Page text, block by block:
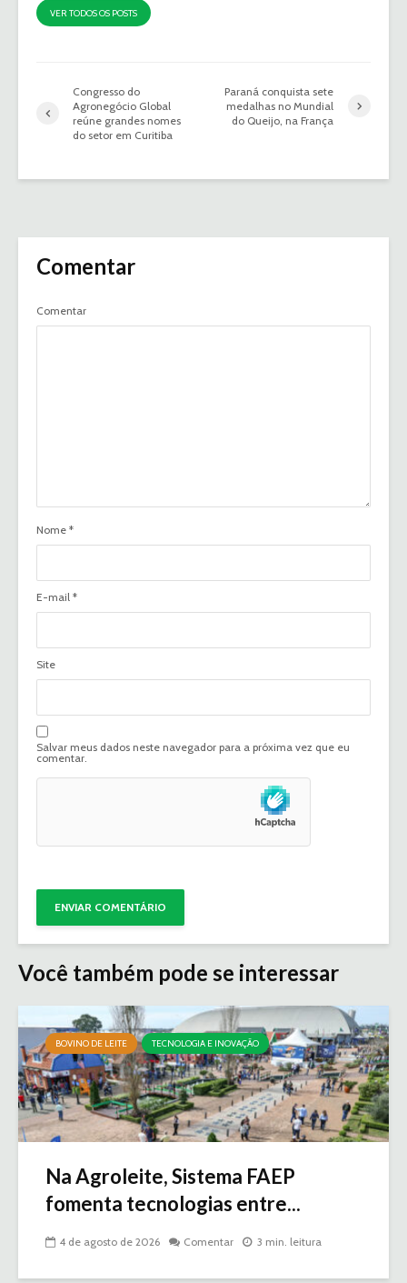
VER TODOS OS POSTS
Congresso do
Agronegócio Global
reúne grandes nomes
do setor em Curitiba
Paraná conquista sete
medalhas no Mundial
do Queijo, na França
Comentar
Comentar
Nome *
E-mail *
Site
Salvar meus dados neste navegador para a próxima vez que eu
comentar.
Você também pode se interessar
BOVINO DE LEITE TECNOLOGIA E INOVAÇÃO
Na Agroleite, Sistema FAEP
fomenta tecnologias entre...
4 de agosto de 2026 Comentar 3 min. leitura